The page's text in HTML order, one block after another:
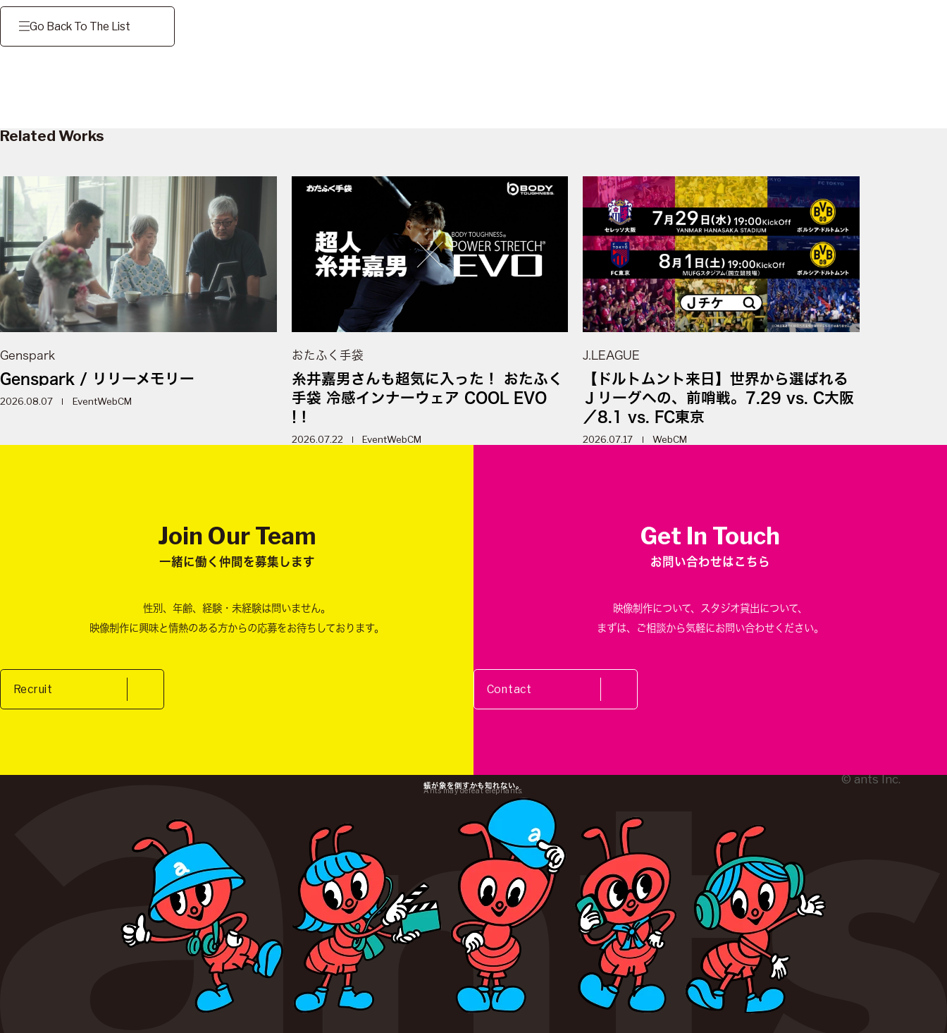
Go Back To The List
Related Works
Genspark
Genspark / リリーメモリー
2026.08.07 EventWebCM
おたふく手袋
糸井嘉男さんも超気に入った！ おたふく
手袋 冷感インナーウェア COOL EVO
!！
2026.07.22 EventWebCM
J.LEAGUE
【ドルトムント来日】世界から選ばれる
Ｊリーグへの、前哨戦。7.29 vs. C大阪
／8.1 vs. FC東京
2026.07.17 WebCM
Join Our Team
一緒に働く仲間を募集します
性別、年齢、経験・未経験は問いません。
映像制作に興味と情熱のある方からの応募をお待ちしております。
Recruit
Get In Touch
お問い合わせはこちら
映像制作について、
スタジオ貸出について、
まずは、
ご相談から気軽にお問い合わせください。
Contact
蟻が象を倒すかも知れない。
Ants may defeat elephants.
© ants Inc.